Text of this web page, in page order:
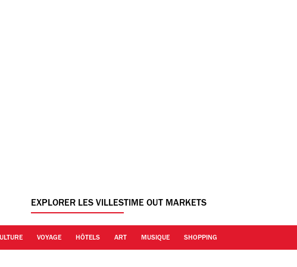
EXPLORER LES VILLESTIME OUT MARKETS
VOYAGE HÔTELS ART MUSIQUE SHOPPING